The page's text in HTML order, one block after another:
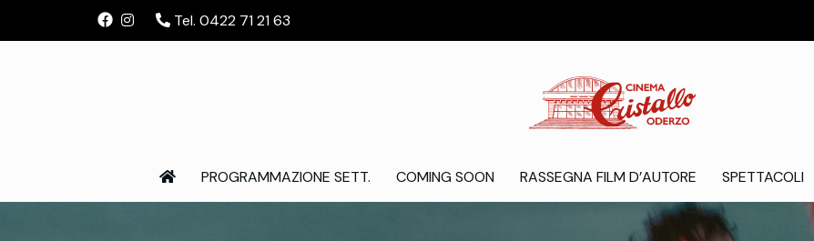
Tel. 0422 71 21 63
PROGRAMMAZIONE SETT. COMING SOON RASSEGNA FILM D’AUTORE SPETTACOLI